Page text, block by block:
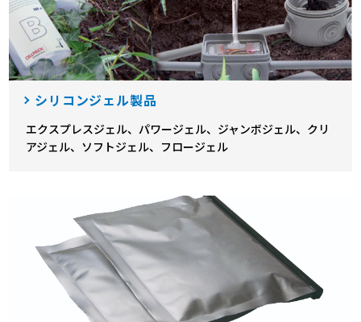
シリコンジェル製品
エクスプレスジェル、パワージェル、ジャンボジェル、クリ
アジェル、ソフトジェル、フロージェル